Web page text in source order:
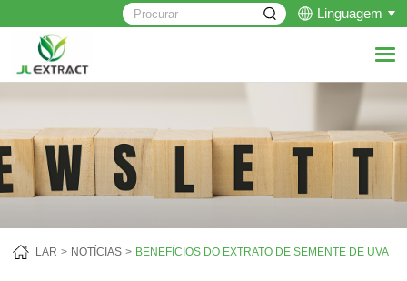
Linguagem
LAR NOTÍCIAS BENEFÍCIOS DO EXTRATO DE SEMENTE DE UVA